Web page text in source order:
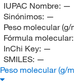
IUPAC Nombre: —
Sinónimos: —
Peso molecular (g/
Fórmula molecular:
InChi Key: —
SMILES: —
Peso molecular (g/